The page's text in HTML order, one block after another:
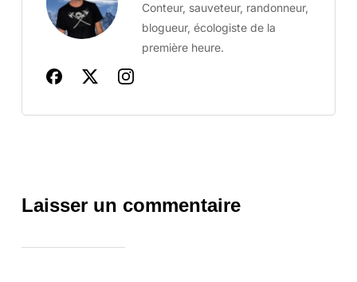
Conteur, sauveteur, randonneur,
blogueur, écologiste de la
première heure.
Laisser un commentaire